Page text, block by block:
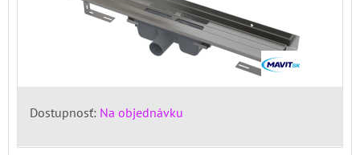
Dostupnosť: Na objednávku